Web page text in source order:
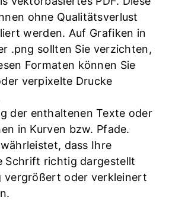
ohne Qualitätsverlust
werden. Auf Grafiken in
.png sollten Sie verzichten,
Formaten können Sie
verpixelte Drucke
der enthaltenen Texte oder
in Kurven bzw. Pfade.
dass Ihre
Schrift richtig dargestellt
vergrößert oder verkleinert